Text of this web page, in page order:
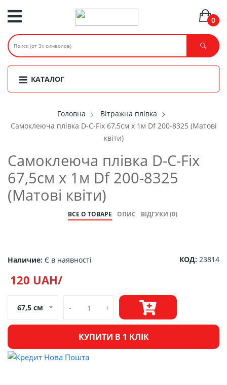
0
КАТАЛОГ
Головнa
Вітражна плівка
Самоклеюча плівка D-C-Fix 67,5см х 1м Df 200-8325 (Матові
квіти)
Самоклеюча плівка D-C-Fix
67,5см х 1м Df 200-8325
(Матові квіти)
ВСЕ О ТОВАРЕ ОПИС ВІДГУКИ (0)
Наличие: Є в наявності КОД: 23814
120 UAH/
67,5 см - +
КУПИТИ В 1 КЛІК